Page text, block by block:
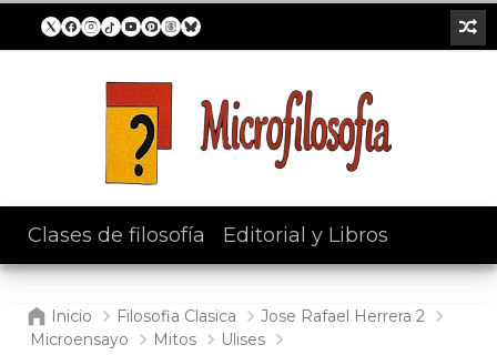
Clases de filosofía Editorial y Libros
Inicio Filosofia Clasica
Jose Rafael Herrera 2
Microensayo
Mitos Ulises